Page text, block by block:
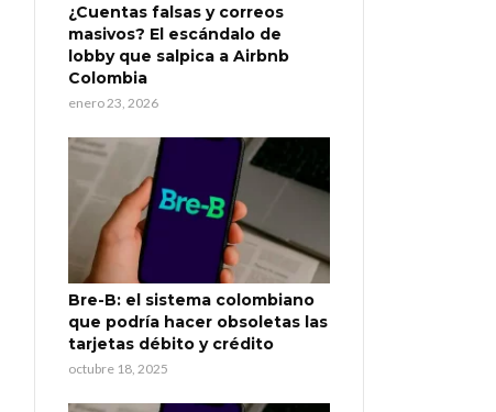
¿Cuentas falsas y correos
masivos? El escándalo de
lobby que salpica a Airbnb
Colombia
enero 23, 2026
Bre-B: el sistema colombiano
que podría hacer obsoletas las
tarjetas débito y crédito
octubre 18, 2025